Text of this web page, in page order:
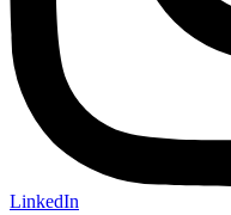
LinkedIn